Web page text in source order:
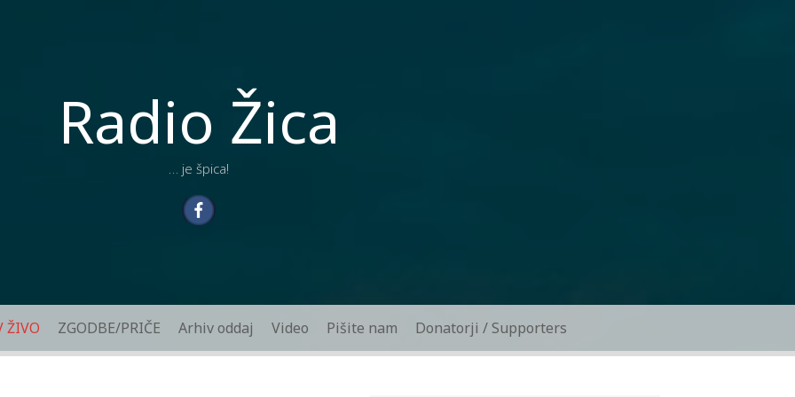
Radio Žica
… je špica!
ŽIVO ZGODBE/PRIČE Arhiv oddaj Video Pišite nam Donatorji / Supporters